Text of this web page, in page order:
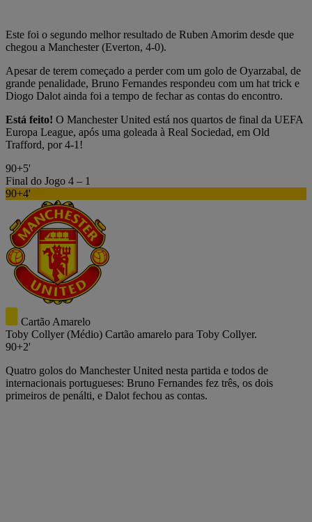
Este foi o segundo melhor resultado de Ruben Amorim desde que
chegou a Manchester (Everton, 4-0).
Apesar de terem começado a perder com um golo de Oyarzabal, de
grande penalidade, Bruno Fernandes respondeu com um hat trick e
Diogo Dalot ainda foi a tempo de fechar as contas do encontro.
Está feito! O Manchester United está nos quartos de final da UEFA
Europa League, após uma goleada à Real Sociedad, em Old
Trafford, por 4-1!
90+5'
Final do Jogo 4 – 1
90+4'
Cartão Amarelo
Toby Collyer(Médio) Cartão amarelo para Toby Collyer.
90+2'
Quatro golos do Manchester United nesta partida e todos de
internacionais portugueses: Bruno Fernandes fez três, os dois
primeiros de penálti, e Dalot fechou as contas.